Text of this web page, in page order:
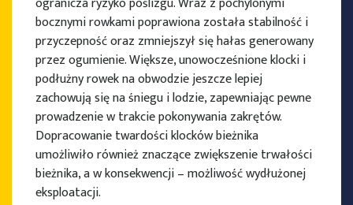
bocznymi rowkami poprawiona została stabilność i
przyczepność oraz zmniejszył się hałas generowany
przez ogumienie. Większe, unowocześnione klocki i
podłużny rowek na obwodzie jeszcze lepiej
zachowują się na śniegu i lodzie, zapewniając pewne
prowadzenie w trakcie pokonywania zakrętów.
Dopracowanie twardości klocków bieżnika
umożliwiło również znaczące zwiększenie trwałości
bieżnika, a w konsekwencji – możliwość wydłużonej
eksploatacji.